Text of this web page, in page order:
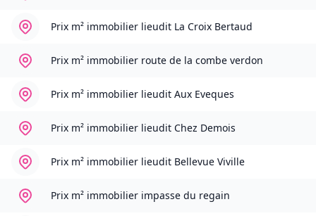
Prix m² immobilier lieudit La Croix Bertaud
Prix m² immobilier route de la combe verdon
Prix m² immobilier lieudit Aux Eveques
Prix m² immobilier lieudit Chez Demois
Prix m² immobilier lieudit Bellevue Viville
Prix m² immobilier impasse du regain